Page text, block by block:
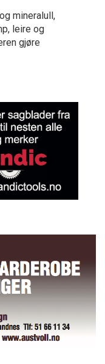
mineralull,
leire og
gjøre